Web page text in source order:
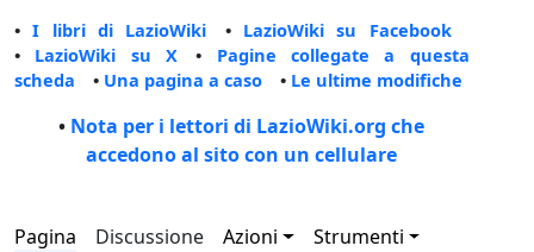
•I libri di LazioWiki • LazioWiki su Facebook
• LazioWiki su X • Pagine collegate a questa
scheda • Una pagina a caso • Le ultime modifiche
• Nota per i lettori di LazioWiki.org che
accedono al sito con un cellulare
Pagina Discussione Azioni Strumenti